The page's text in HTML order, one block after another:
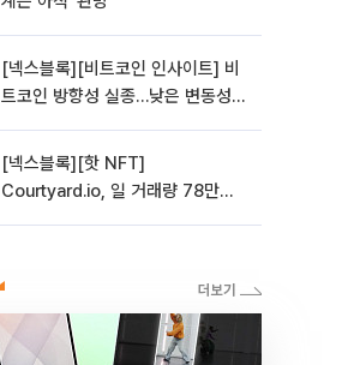
[넥스블록][비트코인 인사이트] 비
트코인 방향성 실종…낮은 변동성에
[넥스블록][핫 NFT]
Courtyard.io, 일 거래량 78만